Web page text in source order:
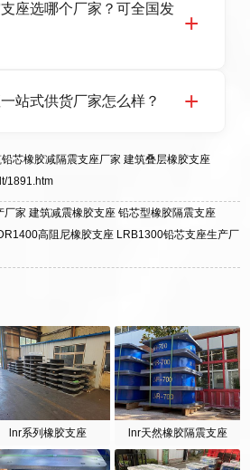
13323182312，地址迎宾大街 9
。
基地迎宾大街 9 号，是专业隔震
生产 LRB 铅芯、LNR 天然、
座选哪个厂家？可全国发
隔震工程，实体工厂现货充足，
13323182312，地址：衡水高新
。
站式供货厂家怎么样？
，拥有多年行业生产经验，国标
HDR/FPS 全系列支座，资
备，提供选型、深化、供货、安
，厂址衡水高新区北方工业基地
芯橡胶减隔震支座厂家 建筑叠层橡胶支座
1891.htm
家 建筑减震橡胶支座 铅芯型橡胶隔震支座
高阻尼橡胶支座 LRB1300铅芯支座生产厂
lnr系列橡胶支座 lnr天然橡胶隔震支座